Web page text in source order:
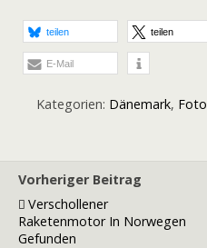
teilen teilen
E-Mail
Kategorien: Dänemark, Foto
Vorheriger Beitrag
Verschollener
Raketenmotor In Norwegen
Gefunden